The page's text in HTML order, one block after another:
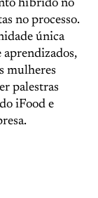
híbrido no
no processo.
única
mulheres
palestras
iFood e